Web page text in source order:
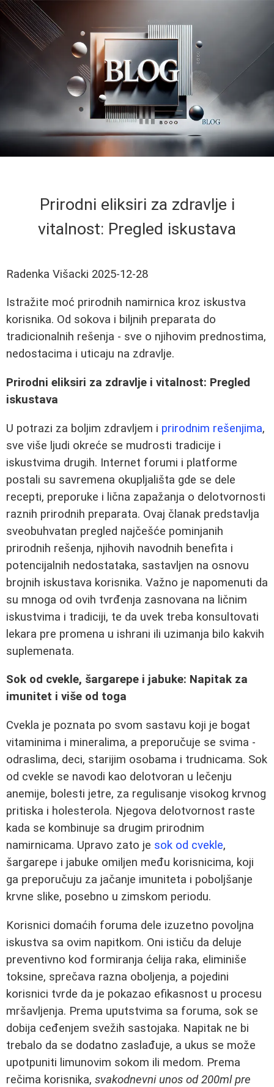
Prirodni eliksiri za zdravlje i
vitalnost: Pregled iskustava
Radenka Višacki 2025-12-28
Istražite moć prirodnih namirnica kroz iskustva
korisnika. Od sokova i biljnih preparata do
tradicionalnih rešenja - sve o njihovim prednostima,
nedostacima i uticaju na zdravlje.
Prirodni eliksiri za zdravlje i vitalnost: Pregled
iskustava
U potrazi za boljim zdravljem i prirodnim rešenjima,
sve više ljudi okreće se mudrosti tradicije i
iskustvima drugih. Internet forumi i platforme
postali su savremena okupljališta gde se dele
recepti, preporuke i lična zapažanja o delotvornosti
raznih prirodnih preparata. Ovaj članak predstavlja
sveobuhvatan pregled najčešće pominjanih
prirodnih rešenja, njihovih navodnih benefita i
potencijalnih nedostataka, sastavljen na osnovu
brojnih iskustava korisnika. Važno je napomenuti da
su mnoga od ovih tvrđenja zasnovana na ličnim
iskustvima i tradiciji, te da uvek treba konsultovati
lekara pre promena u ishrani ili uzimanja bilo kakvih
suplemenata.
Sok od cvekle, šargarepe i jabuke: Napitak za
imunitet i više od toga
Cvekla je poznata po svom sastavu koji je bogat
vitaminima i mineralima, a preporučuje se svima -
odraslima, deci, starijim osobama i trudnicama. Sok
od cvekle se navodi kao delotvoran u lečenju
anemije, bolesti jetre, za regulisanje visokog krvnog
pritiska i holesterola. Njegova delotvornost raste
kada se kombinuje sa drugim prirodnim
namirnicama. Upravo zato je sok od cvekle,
šargarepe i jabuke omiljen među korisnicima, koji
ga preporučuju za jačanje imuniteta i poboljšanje
krvne slike, posebno u zimskom periodu.
Korisnici domaćih foruma dele izuzetno povoljna
iskustva sa ovim napitkom. Oni ističu da deluje
preventivno kod formiranja ćelija raka, eliminiše
toksine, sprečava razna oboljenja, a pojedini
korisnici tvrde da je pokazao efikasnost u procesu
mršavljenja. Prema uputstvima sa foruma, sok se
dobija ceđenjem svežih sastojaka. Napitak ne bi
trebalo da se dodatno zaslađuje, a ukus se može
upotpuniti limunovim sokom ili medom. Prema
rečima korisnika, svakodnevni unos od 200ml pre